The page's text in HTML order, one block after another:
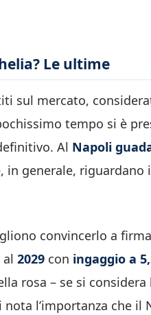
Le ultime
sul mercato,
tempo si è
Al Napoli
generale, riguardano
convincerlo a
2029 con ingaggio a
rosa – se si considera
l’importanza che il